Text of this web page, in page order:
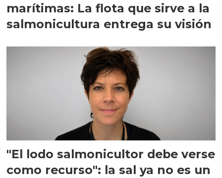
marítimas: La flota que sirve a la
salmonicultura entrega su visión
"El lodo salmonicultor debe verse
como recurso": la sal ya no es un